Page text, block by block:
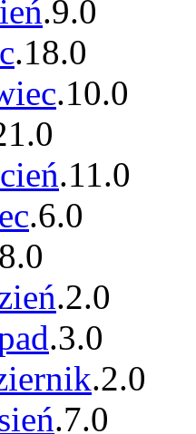
.9.0
.18.0
.10.0
.0
.11.0
.6.0
8.0
.2.0
.3.0
.2.0
.7.0